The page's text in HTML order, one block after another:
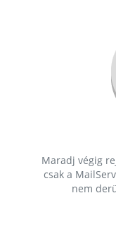
Maradj végig
csak a
nem